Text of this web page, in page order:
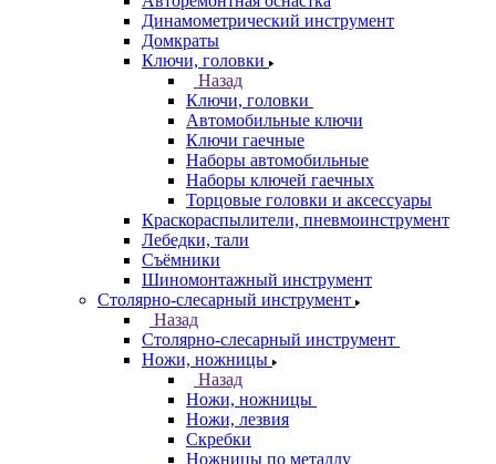
Динамометрический инструмент
Домкраты
Ключи, головки
Назад
Ключи, головки
Автомобильные ключи
Ключи гаечные
Наборы автомобильные
Наборы ключей гаечных
Торцовые головки и аксессуары
Краскораспылители, пневмоинструмент
Лебедки, тали
Съёмники
Шиномонтажный инструмент
Столярно-слесарный инструмент
Назад
Столярно-слесарный инструмент
Ножи, ножницы
Назад
Ножи, ножницы
Ножи, лезвия
Скребки
Ножницы по металлу